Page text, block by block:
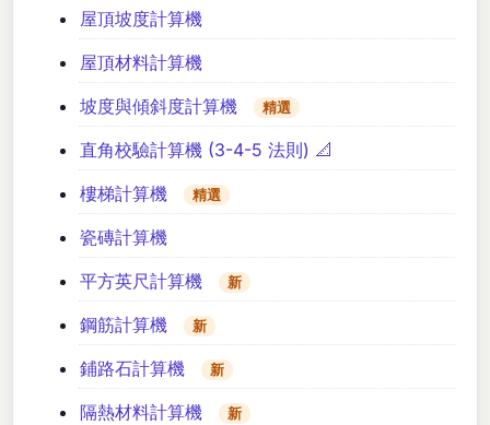
屋頂坡度計算機
屋頂材料計算機
坡度與傾斜度計算機
精選
直角校驗計算機 (3-4-5 法則) 📐
樓梯計算機
精選
瓷磚計算機
平方英尺計算機
新
鋼筋計算機 新
鋪路石計算機 新
隔熱材料計算機 新